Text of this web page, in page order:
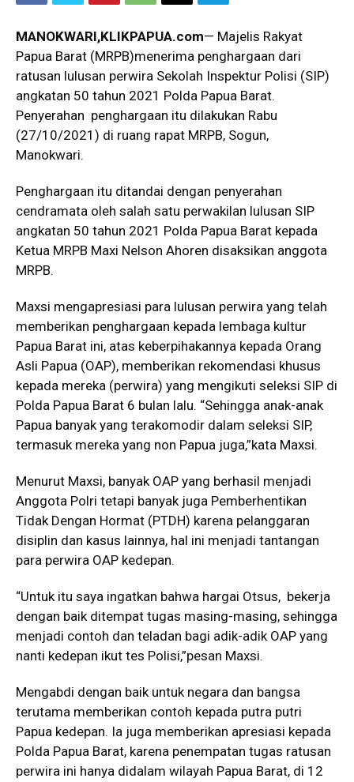
MANOKWARI,KLIKPAPUA.com— Majelis Rakyat
Papua Barat (MRPB)menerima penghargaan dari
ratusan lulusan perwira Sekolah Inspektur Polisi (SIP)
angkatan 50 tahun 2021 Polda Papua Barat.
Penyerahan penghargaan itu dilakukan Rabu
(27/10/2021) di ruang rapat MRPB, Sogun,
Manokwari.
Penghargaan itu ditandai dengan penyerahan
cendramata oleh salah satu perwakilan lulusan SIP
angkatan 50 tahun 2021 Polda Papua Barat kepada
Ketua MRPB Maxi Nelson Ahoren disaksikan anggota
MRPB.
Maxsi mengapresiasi para lulusan perwira yang telah
memberikan penghargaan kepada lembaga kultur
Papua Barat ini, atas keberpihakannya kepada Orang
Asli Papua (OAP), memberikan rekomendasi khusus
kepada mereka (perwira) yang mengikuti seleksi SIP di
Polda Papua Barat 6 bulan lalu. “Sehingga anak-anak
Papua banyak yang terakomodir dalam seleksi SIP,
termasuk mereka yang non Papua juga,”kata Maxsi.
Menurut Maxsi, banyak OAP yang berhasil menjadi
Anggota Polri tetapi banyak juga Pemberhentikan
Tidak Dengan Hormat (PTDH) karena pelanggaran
disiplin dan kasus lainnya, hal ini menjadi tantangan
para perwira OAP kedepan.
“Untuk itu saya ingatkan bahwa hargai Otsus, bekerja
dengan baik ditempat tugas masing-masing, sehingga
menjadi contoh dan teladan bagi adik-adik OAP yang
nanti kedepan ikut tes Polisi,”pesan Maxsi.
Mengabdi dengan baik untuk negara dan bangsa
terutama memberikan contoh kepada putra putri
Papua kedepan. Ia juga memberikan apresiasi kepada
Polda Papua Barat, karena penempatan tugas ratusan
perwira ini hanya didalam wilayah Papua Barat, di 12